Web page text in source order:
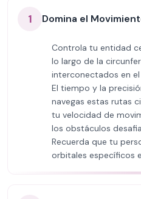
1 Domina el
Controla tu entidad
lo largo de la
interconectados en
El tiempo y la
navegas estas rutas
tu velocidad de
los obstáculos
Recuerda que tu
orbitales específicos